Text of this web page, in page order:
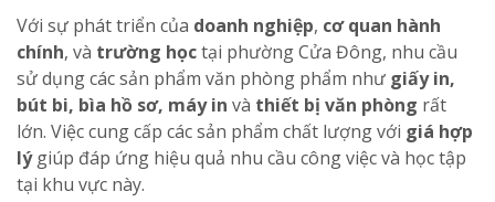
Với sự phát triển của doanh nghiệp, cơ quan hành
chính, và trường họctại phường Cửa Đông, nhu cầu
sử dụng các sản phẩm văn phòng phẩm như giấy in,
bút bi, bìa hồ sơ, máy in và thiết bị văn phòng rất
lớn. Việc cung cấp các sản phẩm chất lượng với giá hợp
lýgiúp đáp ứng hiệu quả nhu cầu công việc và học tập
tại khu vực này.